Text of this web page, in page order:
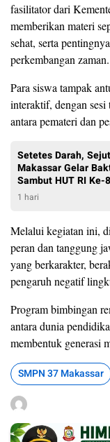
fasilitator dari
memberikan materi
sehat, serta
perkembangan zaman.
Para siswa tampak
interaktif, dengan
antara pemateri dan
Setetes Darah,
Makassar Gelar
Sambut HUT RI Ke-
1 hari
Melalui kegiatan ini,
peran dan tanggung
yang berkarakter,
pengaruh negatif
Program bimbingan
antara dunia
membentuk generasi
SMPN 37 Makassar